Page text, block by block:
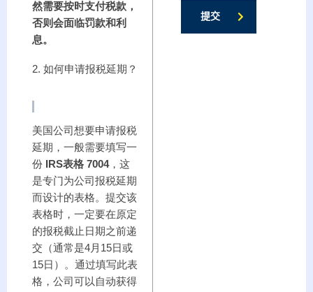
然需要按时支付税款，
否则会面临罚款和利
息。
2. 如何申请报税延期？
美国公司想要申请报税
延期，一般需要填写一
份
IRS表格 7004，这
是专门为公司报税延期
而设计的表格。提交该
表格时，一定要在原定
的报税截止日期之前递
交（通常是4月15日或
15日）。通过填写此表
格，公司可以自动获得
提交